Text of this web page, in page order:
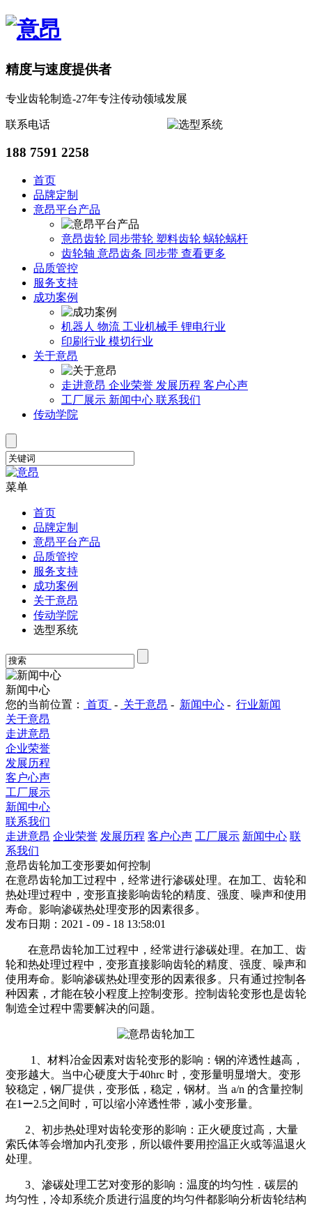
精度与速度提供者
专业齿轮制造-27年专注传动领域发展
联系电话
188 7591 2258
首页
品牌定制
意昂平台产品
意昂齿轮 同步带轮 塑料齿轮 蜗轮蜗杆
齿轮轴 意昂齿条 同步带 查看更多
品质管控
服务支持
成功案例
机器人 物流 工业机械手 锂电行业
印刷行业 模切行业
关于意昂
走进意昂 企业荣誉 发展历程 客户心声
工厂展示 新闻中心 联系我们
传动学院
菜单
首页
品牌定制
意昂平台产品
品质管控
服务支持
成功案例
关于意昂
传动学院
选型系统
新闻中心
您的当前位置：
首页 - 关于意昂 - 新闻中心 - 行业新闻
关于意昂
走进意昂
企业荣誉
发展历程
客户心声
工厂展示
新闻中心
联系我们
走进意昂 企业荣誉 发展历程 客户心声 工厂展示 新闻中心 联
系我们
意昂齿轮加工变形要如何控制
在意昂齿轮加工过程中，经常进行渗碳处理。在加工、齿轮和
热处理过程中，变形直接影响齿轮的精度、强度、噪声和使用
寿命。影响渗碳热处理变形的因素很多。
发布日期：2021 - 09 - 18 13:58:01
在意昂齿轮加工过程中，经常进行渗碳处理。在加工、齿
轮和热处理过程中，变形直接影响齿轮的精度、强度、噪声和
使用寿命。影响渗碳热处理变形的因素很多。只有通过控制各
种因素，才能在较小程度上控制变形。控制齿轮变形也是齿轮
制造全过程中需要解决的问题。
1、材料冶金因素对齿轮变形的影响：钢的淬透性越高，
变形越大。当中心硬度大于40hrc 时，变形量明显增大。变形
较稳定，钢厂提供，变形低，稳定，钢材。当 a/n 的含量控制
在1ー2.5之间时，可以缩小淬透性带，减小变形量。
2、初步热处理对齿轮变形的影响：正火硬度过高，大量
索氏体等会增加内孔变形，所以锻件要用控温正火或等温退火
处理。
3、渗碳处理工艺对变形的影响：温度的均匀性．碳层的
均匀性，冷却系统介质进行温度的均匀件都影响分析齿轮结构